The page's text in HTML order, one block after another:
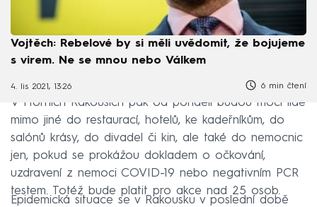
Vojtěch: Rebelové by si měli uvědomit, že bojujeme
s virem. Ne se mnou nebo Válkem
4. lis 2021, 13:26 6 min čtení
V Horních Rakousích pak od pondělí budou moci lidé
mimo jiné do restaurací, hotelů, ke kadeřníkům, do
salónů krásy, do divadel či kin, ale také do nemocnic
jen, pokud se prokážou dokladem o očkování,
uzdravení z nemoci COVID-19 nebo negativním PCR
testem. Totéž bude platit pro akce nad 25 osob.
Epidemická situace se v Rakousku v poslední době